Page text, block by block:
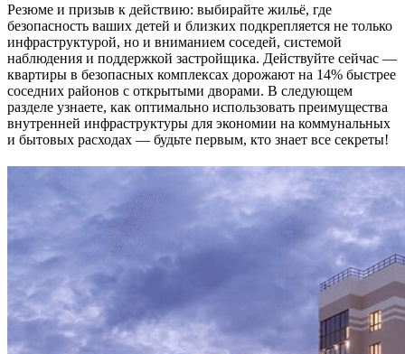
Резюме и призыв к действию: выбирайте жильё, где
безопасность ваших детей и близких подкрепляется не только
инфраструктурой, но и вниманием соседей, системой
наблюдения и поддержкой застройщика. Действуйте сейчас —
квартиры в безопасных комплексах дорожают на 14% быстрее
соседних районов с открытыми дворами. В следующем
разделе узнаете, как оптимально использовать преимущества
внутренней инфраструктуры для экономии на коммунальных
и бытовых расходах — будьте первым, кто знает все секреты!